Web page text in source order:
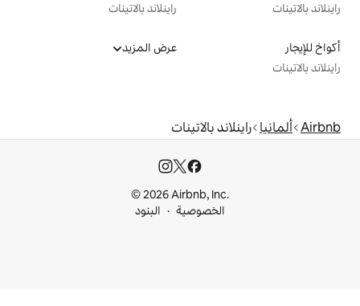
راينلاند بالاتينات
عرض المزيد
بالاتينات